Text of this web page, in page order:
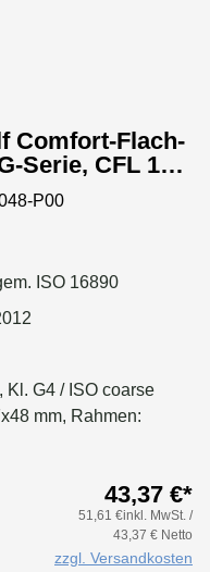
Comfort-Flach-
Serie, CFL 10-
P00
ISO 16890
Kl. G4 / ISO coarse
mm, Rahmen:
43,37 €*
51,61 €inkl. MwSt. /
43,37 € Netto
zzgl. Versandkosten